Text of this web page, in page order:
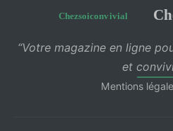
“Votre magazine en ligne
et
Mentions